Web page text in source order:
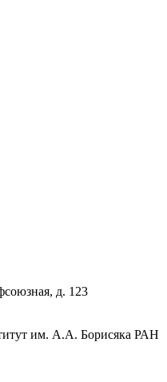
д. 123
им. А.А. Борисяка РАН